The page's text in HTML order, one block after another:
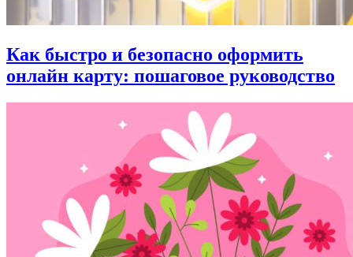
Как быстро и безопасно оформить
онлайн карту: пошаговое руководство